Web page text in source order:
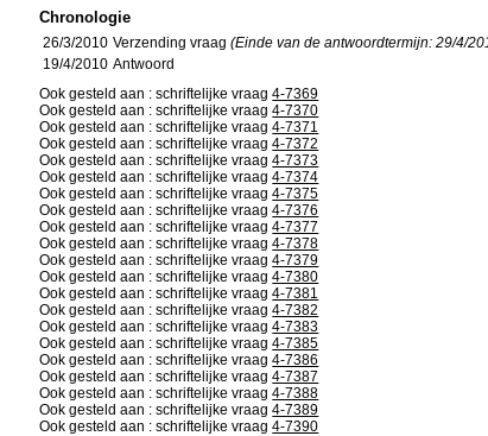
Chronologie
26/3/2010 Verzending vraag(Einde van de antwoordtermijn: 29/4/
19/4/2010 Antwoord
Ook gesteld aan : schriftelijke vraag4-7369
Ook gesteld aan : schriftelijke vraag4-7370
Ook gesteld aan : schriftelijke vraag4-7371
Ook gesteld aan : schriftelijke vraag4-7372
Ook gesteld aan : schriftelijke vraag4-7373
Ook gesteld aan : schriftelijke vraag4-7374
Ook gesteld aan : schriftelijke vraag4-7375
Ook gesteld aan : schriftelijke vraag4-7376
Ook gesteld aan : schriftelijke vraag4-7377
Ook gesteld aan : schriftelijke vraag4-7378
Ook gesteld aan : schriftelijke vraag4-7379
Ook gesteld aan : schriftelijke vraag4-7380
Ook gesteld aan : schriftelijke vraag4-7381
Ook gesteld aan : schriftelijke vraag4-7382
Ook gesteld aan : schriftelijke vraag4-7383
Ook gesteld aan : schriftelijke vraag4-7385
Ook gesteld aan : schriftelijke vraag4-7386
Ook gesteld aan : schriftelijke vraag4-7387
Ook gesteld aan : schriftelijke vraag4-7388
Ook gesteld aan : schriftelijke vraag4-7389
Ook gesteld aan : schriftelijke vraag4-7390